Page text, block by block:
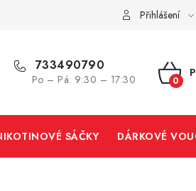
Přihlášení
733490790
Po – Pá: 9:30 – 17:30
SÁČKY DÁRKOVÉ